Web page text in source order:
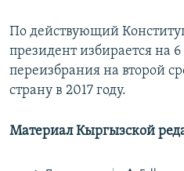
По действующий
президент избирается на 6
переизбрания на второй
страну в 2017 году.
Материал Кыргызской